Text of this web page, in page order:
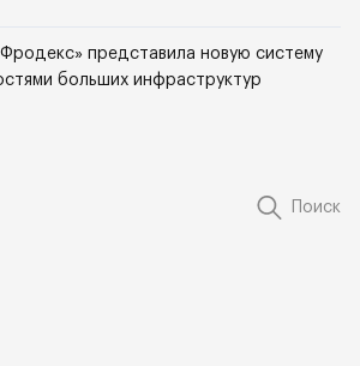
представила новую систему
больших инфраструктур
Поиск